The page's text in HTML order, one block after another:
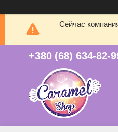
Сейчас
+380 (68) 634-82-